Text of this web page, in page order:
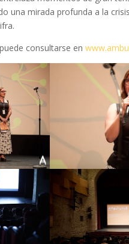
una mirada profunda a la
consultarse en